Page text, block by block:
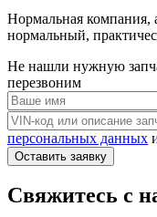
Нормальная
нормальный,
Не нашли нужную
перезвоним
персональных данных
Оставить заявку
Свяжитесь с